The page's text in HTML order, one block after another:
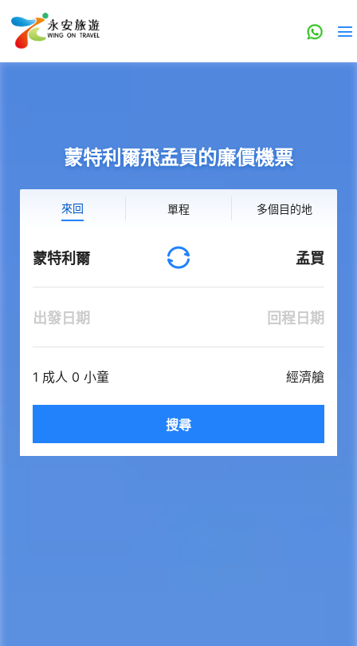
蒙特利爾飛孟買的廉價機票
來回 單程 多個目的地
蒙特利爾 孟買
出發日期 回程日期
1 成人 0 小童 經濟艙
搜尋